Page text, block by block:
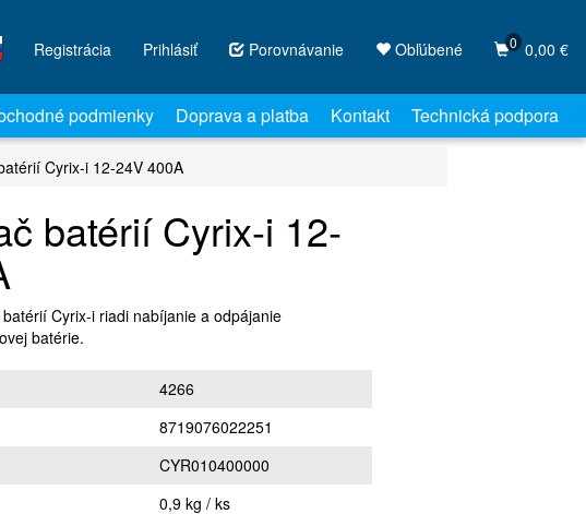
Porovnávanie Obľúbené 0 0,00 €
Registrácia Prihlásiť
podmienky Doprava a platba Kontakt Technická podpora
Cyrix-i 12-24V 400A
batérií Cyrix-i 12-
Cyrix-i ​​riadi nabíjanie a odpájanie
batérie.
4266
8719076022251
CYR010400000
0,9 kg / ks